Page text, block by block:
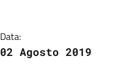
Data:
02 Agosto 2019